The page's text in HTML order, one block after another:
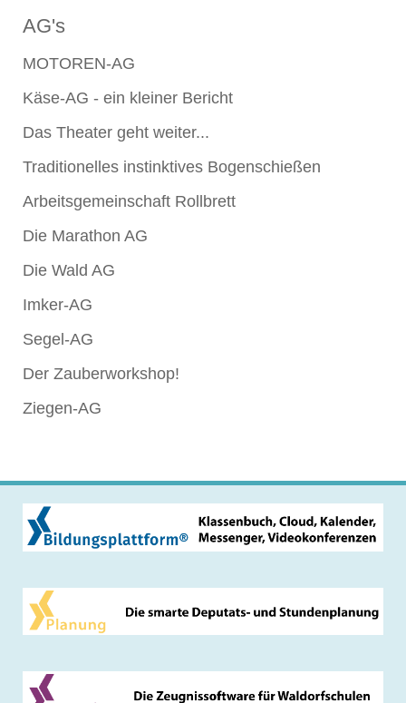
AG's
MOTOREN-AG
Käse-AG - ein kleiner Bericht
Das Theater geht weiter...
Traditionelles instinktives Bogenschießen
Arbeitsgemeinschaft Rollbrett
Die Marathon AG
Die Wald AG
Imker-AG
Segel-AG
Der Zauberworkshop!
Ziegen-AG